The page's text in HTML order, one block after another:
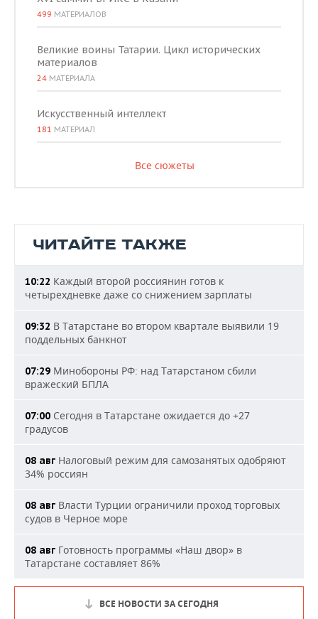
499 МАТЕРИАЛОВ
Великие воины Татарии. Цикл исторических
материалов
24 МАТЕРИАЛА
Искусственный интеллект
181 МАТЕРИАЛ
Все сюжеты
ЧИТАЙТЕ ТАКЖЕ
10:22 Каждый второй россиянин готов к
четырехдневке даже со снижением зарплаты
09:32 В Татарстане во втором квартале выявили 19
поддельных банкнот
07:29 Минобороны РФ: над Татарстаном сбили
вражеский БПЛА
07:00 Сегодня в Татарстане ожидается до +27
градусов
08 авг Налоговый режим для самозанятых одобряют
34% россиян
08 авг Власти Турции ограничили проход торговых
судов в Черное море
08 авг Готовность программы «Наш двор» в
Татарстане составляет 86%
ВСЕ НОВОСТИ ЗА СЕГОДНЯ